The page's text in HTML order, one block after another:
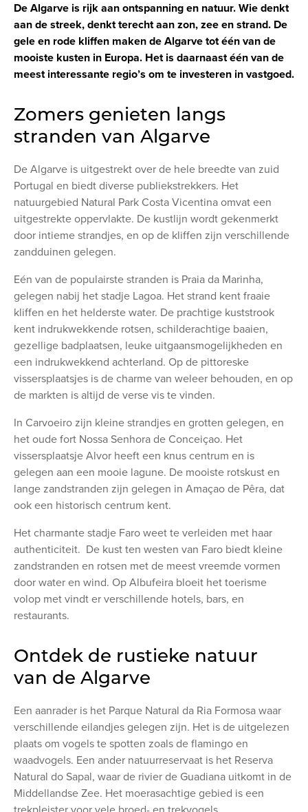
De Algarve is rijk aan ontspanning en natuur. Wie denkt
aan de streek, denkt terecht aan zon, zee en strand. De
gele en rode kliffen maken de Algarve tot één van de
mooiste kusten in Europa. Het is daarnaast één van de
meest interessante regio’s om te investeren in vastgoed.
Zomers genieten langs
stranden van Algarve
De Algarve is uitgestrekt over de hele breedte van zuid
Portugal en biedt diverse publiekstrekkers. Het
natuurgebied Natural Park Costa Vicentina omvat een
uitgestrekte oppervlakte. De kustlijn wordt gekenmerkt
door intieme strandjes, en op de kliffen zijn verschillende
zandduinen gelegen.
Eén van de populairste stranden is Praia da Marinha,
gelegen nabij het stadje Lagoa. Het strand kent fraaie
kliffen en het helderste water. De prachtige kuststrook
kent indrukwekkende rotsen, schilderachtige baaien,
gezellige badplaatsen, leuke uitgaansmogelijkheden en
een indrukwekkend achterland. Op de pittoreske
vissersplaatsjes is de charme van weleer behouden, en op
de markten is altijd de verse vis te vinden.
In Carvoeiro zijn kleine strandjes en grotten gelegen, en
het oude fort Nossa Senhora de Conceiçao. Het
vissersplaatsje Alvor heeft een knus centrum en is
gelegen aan een mooie lagune. De mooiste rotskust en
lange zandstranden zijn gelegen in Amaçao de Pêra, dat
ook een historisch centrum kent.
Het charmante stadje Faro weet te verleiden met haar
authenticiteit. De kust ten westen van Faro biedt kleine
zandstranden en rotsen met de meest vreemde vormen
door water en wind. Op Albufeira bloeit het toerisme
volop met vindt er verschillende hotels, bars, en
restaurants.
Ontdek de rustieke natuur
van de Algarve
Een aanrader is het Parque Natural da Ria Formosa waar
verschillende eilandjes gelegen zijn. Het is de uitgelezen
plaats om vogels te spotten zoals de flamingo en
waadvogels. Een ander natuurreservaat is het Reserva
Natural do Sapal, waar de rivier de Guadiana uitkomt in de
Middellandse Zee. Het moerasachtige gebied is een